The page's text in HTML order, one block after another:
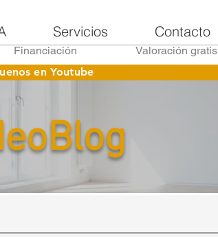
Servicios Contacto
Financiación
Valoración gratis
en Youtube